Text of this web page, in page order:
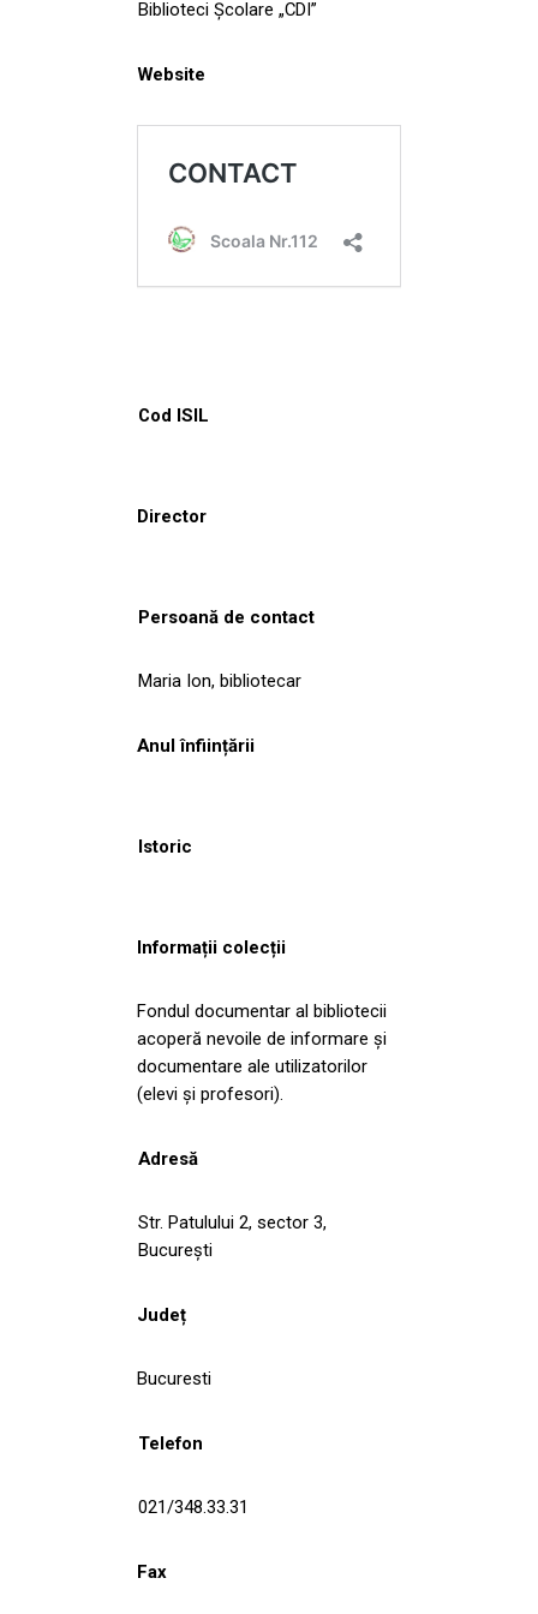
Biblioteci Școlare „CDI”
Website
Cod ISIL
Director
Persoană de contact
Maria Ion, bibliotecar
Anul înființării
Istoric
Informații colecții
Fondul documentar al bibliotecii
acoperă nevoile de informare și
documentare ale utilizatorilor
(elevi și profesori).
Adresă
Str. Patulului 2, sector 3,
București
Județ
Bucuresti
Telefon
021/348.33.31
Fax